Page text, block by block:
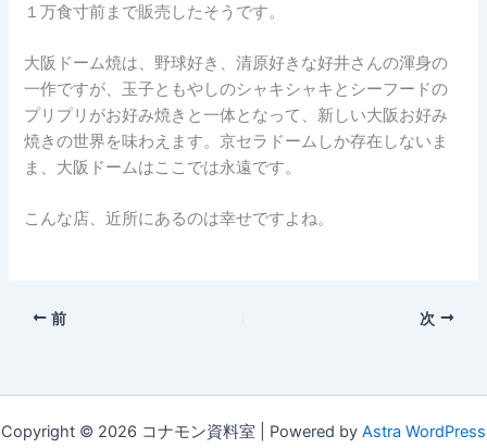
１万食寸前まで販売したそうです。
大阪ドーム焼は、野球好き、清原好きな好井さんの渾身の
一作ですが、玉子ともやしのシャキシャキとシーフードの
プリプリがお好み焼きと一体となって、新しい大阪お好み
焼きの世界を味わえます。京セラドームしか存在しないま
ま、大阪ドームはここでは永遠です。
こんな店、近所にあるのは幸せですよね。
前 次
Copyright © 2026 コナモン資料室 | Powered by Astra WordPress